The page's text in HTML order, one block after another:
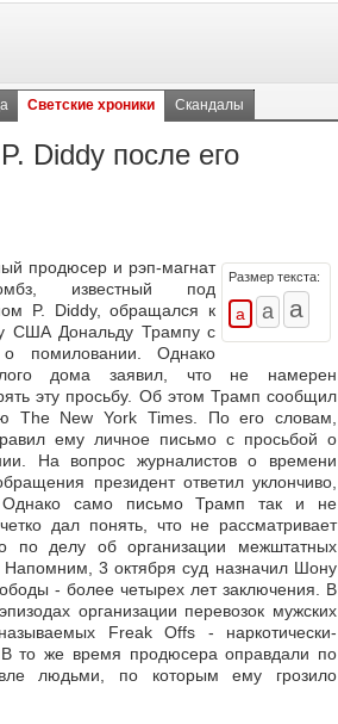
Светские хроники Скандалы
Diddy после его
Размер текста:
продюсер и рэп-магнат
известный под
P. Diddy, обращался к
США Дональду Трампу с
о помиловании. Однако
дома заявил, что не намерен
эту просьбу. Об этом Трамп сообщил
The New York Times. По его словам,
ему личное письмо с просьбой о
На вопрос журналистов о времени
президент ответил уклончиво,
само письмо Трамп так и не
дал понять, что не рассматривает
по делу об организации межштатных
Напомним, 3 октября суд назначил Шону
- более четырех лет заключения. В
организации перевозок мужских
Freak Offs - наркотически-
В то же время продюсера оправдали по
людьми, по которым ему грозило